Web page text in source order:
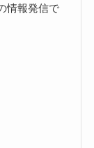
情報発信で